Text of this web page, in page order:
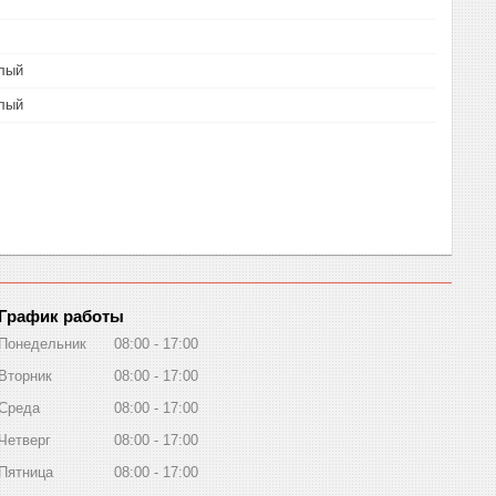
График работы
Понедельник 08:00
17:00
Вторник
08:00
17:00
08:00
17:00
Четверг
08:00
17:00
Пятница
08:00
17:00